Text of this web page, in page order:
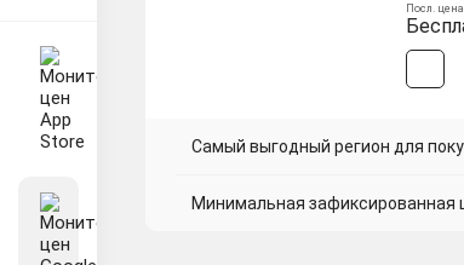
Посл.
Самый выгодный регион для
Минимальная зафиксированная